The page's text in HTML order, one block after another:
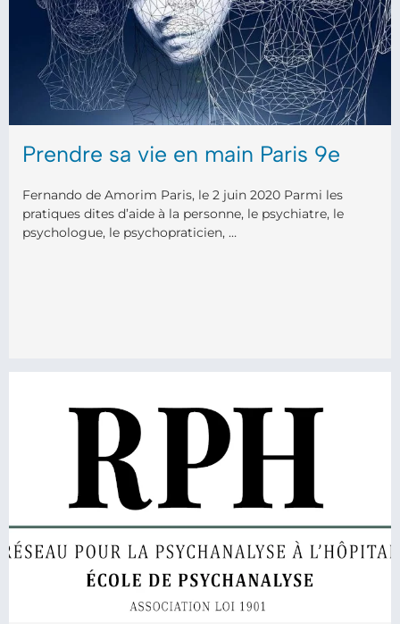
Prendre sa vie en main Paris 9e
Fernando de Amorim Paris, le 2 juin 2020 Parmi les
pratiques dites d’aide à la personne, le psychiatre, le
psychologue, le psychopraticien, …